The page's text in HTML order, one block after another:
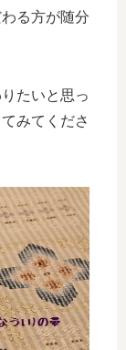
る方が随分
たいと思っ
みてくださ